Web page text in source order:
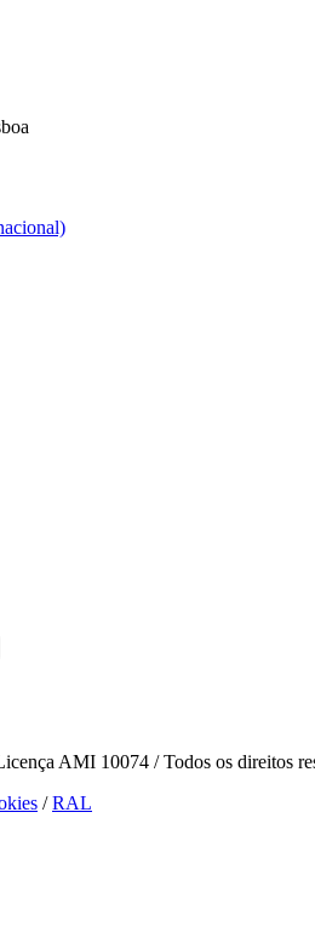
AMI 10074 / Todos os direitos
/RAL